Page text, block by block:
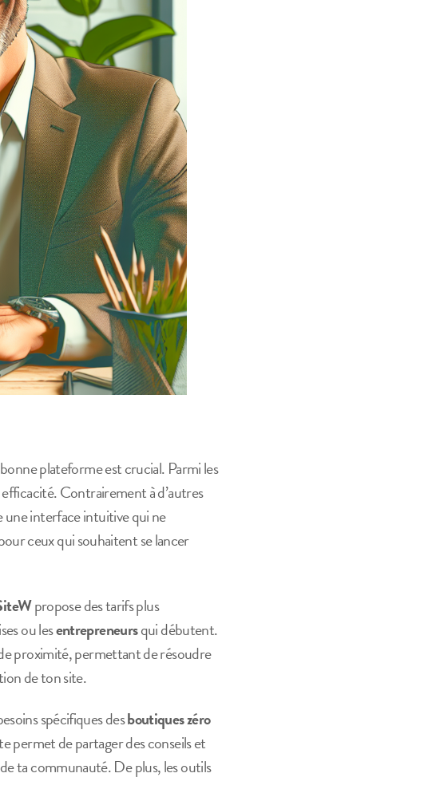
plateforme est crucial. Parmi les
Contrairement à d’autres
interface intuitive qui ne
ceux qui souhaitent se lancer
propose des tarifs plus
ou lesentrepreneursqui débutent.
proximité, permettant de résoudre
de ton site.
spécifiques desboutiques zéro
permet de partager des conseils et
ta communauté. De plus, les outils